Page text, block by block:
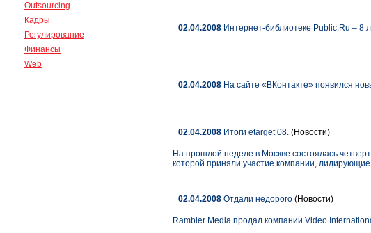
Outsourcing
Кадры
Регулирование
Финансы
Web
02.04.2008 Интернет-библиотеке Public.Ru – 8
02.04.2008 На сайте «ВКонтакте» появился
02.04.2008 Итоги etarget’08. (Новости)
На прошлой неделе в Москве состоялась
которой приняли участие компании,
02.04.2008 Отдали недорого (Новости)
Rambler Media продал компании Video